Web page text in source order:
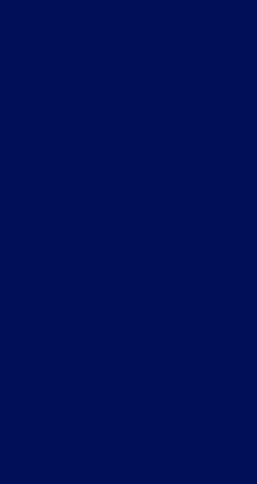
可靠。代理的设置过程
是一大优势。提供的 IP
令人印象深刻。对于任
这绝对是一个值得选择